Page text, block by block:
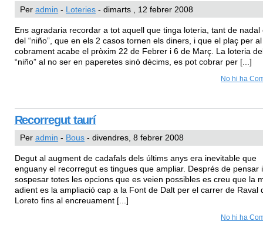
Peradmin - Loteries - dimarts , 12 febrer 2008
Ens agradaria recordar a tot aquell que tinga loteria, tant de nadal
del “niño”, que en els 2 casos tornen els diners, i que el plaç per al
cobrament acabe el pròxim 22 de Febrer i 6 de Març. La loteria
“niño” al no ser en paperetes sinó dècims, es pot cobrar per [...]
No hi ha
Recorregut taurí
Peradmin - Bous - divendres, 8 febrer 2008
Degut al augment de cadafals dels últims anys era inevitable que
enguany el recorregut es tingues que ampliar. Després de pensar i
sospesar totes les opcions que es veien possibles es creu que la
adient es la ampliació cap a la Font de Dalt per el carrer de Raval
Loreto fins al encreuament [...]
No hi ha